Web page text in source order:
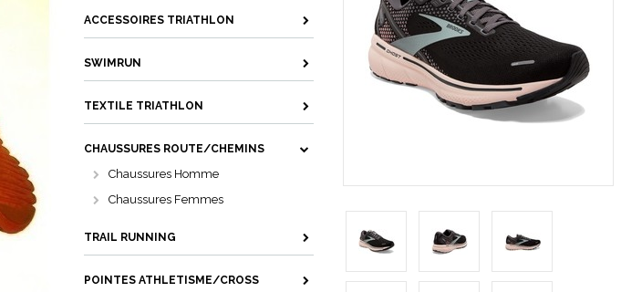
ACCESSOIRES TRIATHLON
SWIMRUN
TEXTILE TRIATHLON
CHAUSSURES ROUTE/CHEMINS
Chaussures Homme
Chaussures Femmes
TRAIL RUNNING
POINTES ATHLETISME/CROSS